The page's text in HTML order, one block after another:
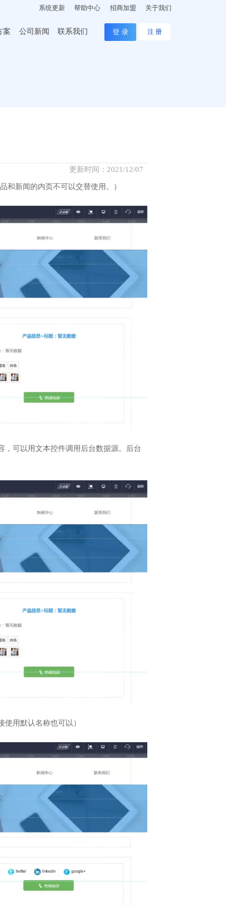
系统更新 帮助中心 招商加盟 关于我们
案 公司新闻 联系我们 登 录 注 册
更新时间：2021/12/07
和新闻的内页不可以交替使用。）
，可以用文本控件调用后台数据源。后台
用默认名称也可以）